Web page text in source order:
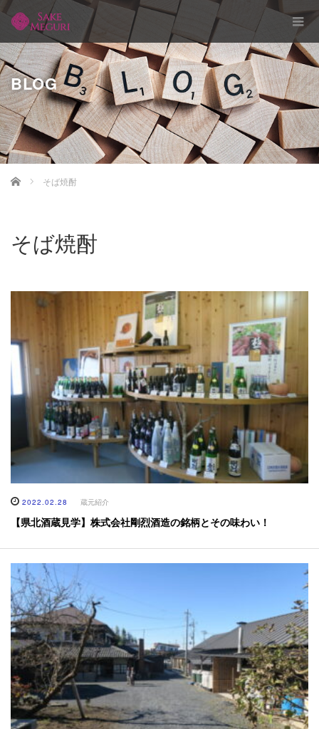
BLOG
Home そば焼酎
そば焼酎
2022.02.28 蔵元紹介
【県北酒蔵見学】株式会社剛烈酒造の銘柄とその味わい！